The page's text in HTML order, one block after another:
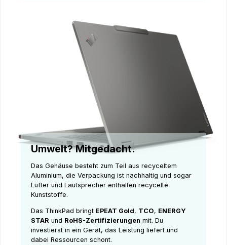
Umwelt? Mitgedacht.
Das Gehäuse besteht zum Teil aus recyceltem
Aluminium, die Verpackung ist nachhaltig und sogar
Lüfter und Lautsprecher enthalten recycelte
Kunststoffe.
Das ThinkPad bringt EPEAT Gold, TCO, ENERGY
STAR und RoHS-Zertifizierungen mit. Du
investierst in ein Gerät, das Leistung liefert und
dabei Ressourcen schont.